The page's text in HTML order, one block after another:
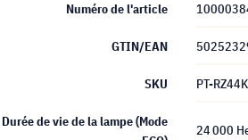
Numéro de l'article
GTIN/EAN
SKU PT-
Durée de vie de la lampe (Mode
24 000